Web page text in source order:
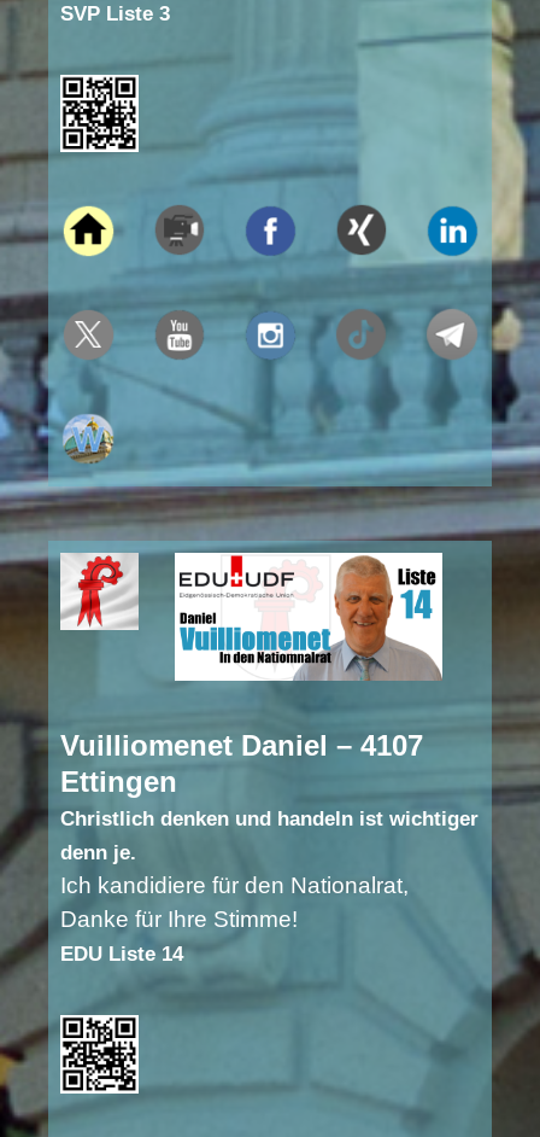
SVP Liste 3
Vuilliomenet Daniel – 4107
Ettingen
Christlich denken und handeln ist wichtiger
denn je.
Ich kandidiere für den Nationalrat,
Danke für Ihre Stimme!
EDU Liste 14